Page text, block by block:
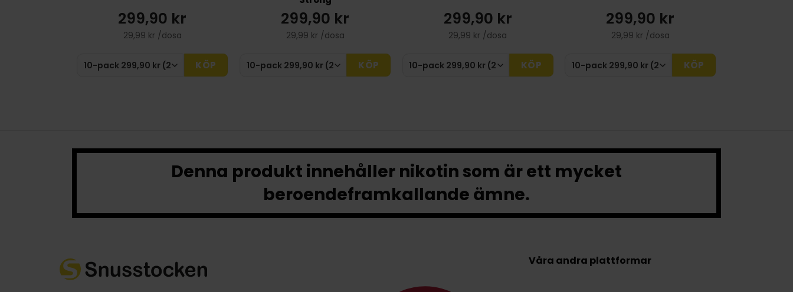
299,90 kr
29,99 kr /dosa
KÖP
299,90 kr
29,99 kr /dosa
KÖP
299,90 kr
29,99 kr /dosa
KÖP
299,90 kr
29,99 kr /dosa
KÖP
Denna produkt innehåller nikotin som är ett mycket
beroendeframkallande ämne.
Våra andra plattformar